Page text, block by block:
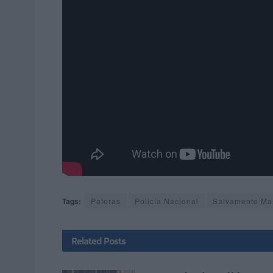
Tags: Pateras Policía Nacional Salvamento
Related Posts